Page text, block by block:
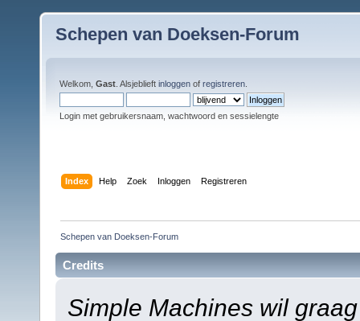
Schepen van Doeksen-Forum
Welkom, Gast . Alsjeblieft inloggen of registreren
Login met gebruikersnaam, wachtwoord en sessielengte
Index Help Zoek Inloggen Registreren
Schepen van Doeksen-Forum
Credits
Simple Machines wil